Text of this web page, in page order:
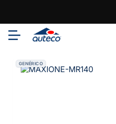
GENÉRICO